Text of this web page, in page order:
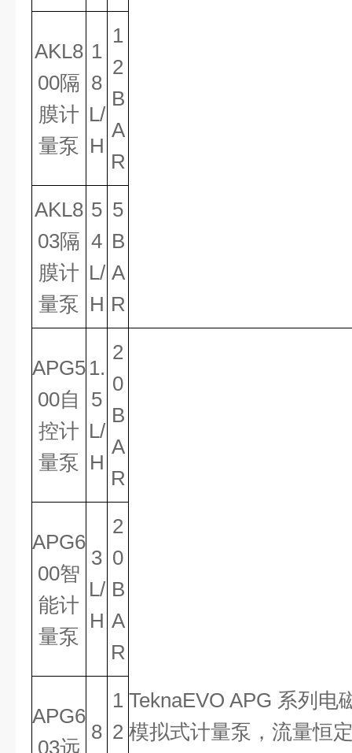
AKL8
00隔
膜计
量泵
1
8
L/
H
1
2
B
A
R
AKL8
03隔
膜计
量泵
5
4
L/
H
5
B
A
R
APG5
00自
控计
量泵
1.
5
L/
H
2
0
B
A
R
TeknaEVO APG 系列电
模拟式计量泵，流量恒
APG6
00智
能计
量泵
3
L/
H
2
0
B
A
R
APG6
03远
8
1
2